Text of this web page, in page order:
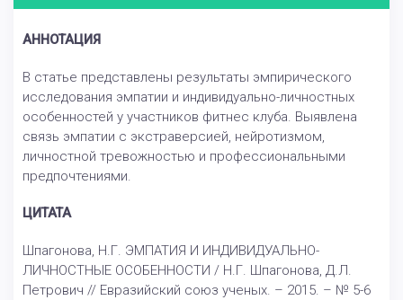
АННОТАЦИЯ
В статье представлены результаты эмпирического
исследования эмпатии и индивидуально-личностных
особенностей у участников фитнес клуба. Выявлена
связь эмпатии с экстраверсией, нейротизмом,
личностной тревожностью и профессиональными
предпочтениями.
ЦИТАТА
Шпагонова, Н.Г. ЭМПАТИЯ И ИНДИВИДУАЛЬНО-
ЛИЧНОСТНЫЕ ОСОБЕННОСТИ / Н.Г. Шпагонова, Д.Л.
Петрович // Евразийский союз ученых. – 2015. – № 5-6